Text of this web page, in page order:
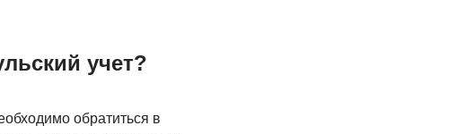
учет?
обратиться в